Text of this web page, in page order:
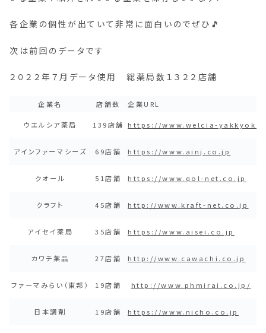
各企業の個性が出ていて非常に面白いのでぜひ🎵
次は前回のデータです
２０２２年７月データ使用 総薬局数１３２２店舗
企業名 店舗数 企業URL
ウエルシア薬局 139店舗 https://www.welcia-
アインファーマシーズ 69店舗 https://www.ainj.co.jp
クオール 51店舗 https://www.qol-net.co.jp
クラフト 45店舗 http://www.kraft-net.co.jp
アイセイ薬局 35店舗 https://www.aisei.co.jp
カワチ薬品 27店舗 http://www.cawachi.co.jp
ファーマみらい（東邦） 19店舗 http://www.phmirai. co.jp/
日本調剤 19店舗 https://www.nicho.co.jp